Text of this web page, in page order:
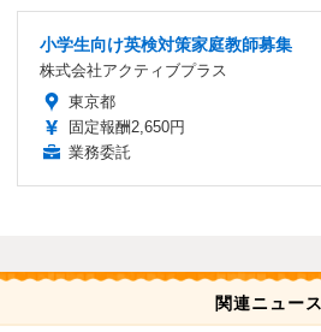
小学生向け英検対策家庭教師募集
株式会社アクティブプラス
東京都
固定報酬2,650円
業務委託
関連ニュース